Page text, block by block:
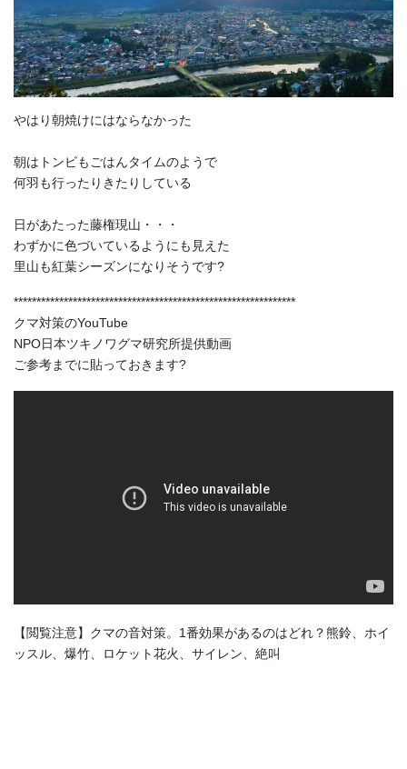
やはり朝焼けにはならなかった
朝はトンビもごはんタイムのようで
何羽も行ったりきたりしている
日があたった藤権現山・・・
わずかに色づいているようにも見えた
里山も紅葉シーズンになりそうです?
**************************************************************
クマ対策のYouTube
NPO日本ツキノワグマ研究所提供動画
ご参考までに貼っておきます?
【閲覧注意】クマの音対策。1番効果があるのはどれ？熊鈴、ホイ
ッスル、爆竹、ロケット花火、サイレン、絶叫